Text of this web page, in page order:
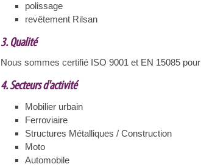
polissage
revêtement Rilsan
3. Qualité
Nous sommes certifié ISO 9001 et EN 15085
4. Secteurs d'activité
Mobilier urbain
Ferroviaire
Structures Métalliques / Construction
Moto
Automobile